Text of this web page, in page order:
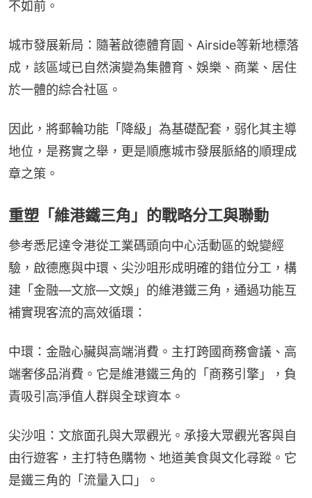
不如前。
城市發展新局：隨著啟德體育園、Airside等新地標落
成，該區域已自然演變為集體育、娛樂、商業、居住
於一體的綜合社區。
因此，將郵輪功能「降級」為基礎配套，弱化其主導
地位，是務實之舉，更是順應城市發展脈絡的順理成
章之策。
重塑「維港鐵三角」的戰略分工與聯動
參考悉尼達令港從工業碼頭向中心活動區的蛻變經
驗，啟德應與中環、尖沙咀形成明確的錯位分工，構
建「金融—文旅—文娛」的維港鐵三角，通過功能互
補實現客流的高效循環：
中環：金融心臟與高端消費。主打跨國商務會議、高
端奢侈品消費。它是維港鐵三角的「商務引擎」，負
責吸引高淨值人群與全球資本。
尖沙咀：文旅面孔與大眾觀光。承接大眾觀光客與自
由行遊客，主打特色購物、地道美食與文化尋蹤。它
是鐵三角的「流量入口」。